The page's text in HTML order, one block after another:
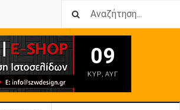
09
ΚΥΡ, ΑΥΓ